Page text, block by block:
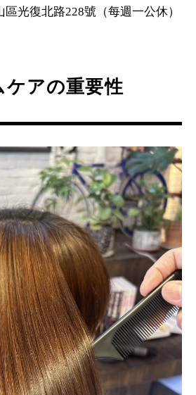
光復北路228號（每週一公休）
ケアの重要性